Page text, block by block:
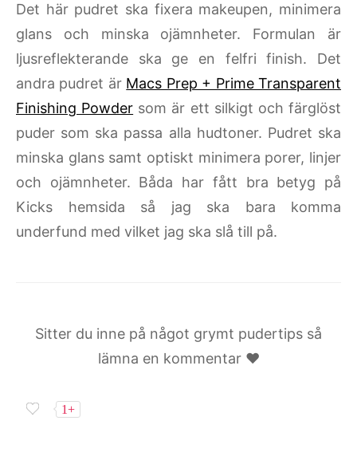
Det här pudret ska fixera makeupen, minimera
glans och minska ojämnheter. Formulan är
ljusreflekterande ska ge en felfri finish. Det
andra pudret är Macs Prep + Prime Transparent
Finishing Powder som är ett silkigt och färglöst
puder som ska passa alla hudtoner. Pudret ska
minska glans samt optiskt minimera porer, linjer
och ojämnheter. Båda har fått bra betyg på
Kicks hemsida så jag ska bara komma
underfund med vilket jag ska slå till på.
Sitter du inne på något grymt pudertips så
lämna en kommentar ♥
1+